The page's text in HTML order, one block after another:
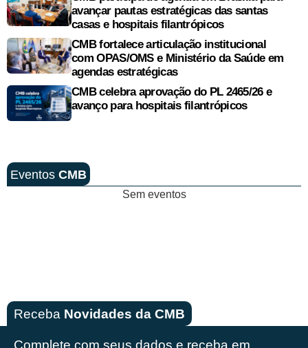
avançar pautas estratégicas das santas
casas e hospitais filantrópicos
CMB fortalece articulação institucional
com OPAS/OMS e Ministério da Saúde em
agendas estratégicas
CMB celebra aprovação do PL 2465/26 e
avanço para hospitais filantrópicos
Eventos CMB
Sem eventos
Receba Novidades da CMB
Complete com seus dados e receba em